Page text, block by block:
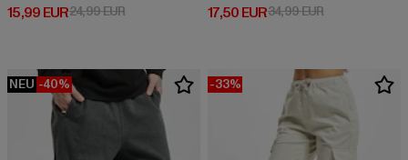
15,99 EUR
Derzeitiger Preis: 15,99 EUR
24,99 EURAktionspreis: 24,99 EUR
17,50 EUR
Derzeitiger Preis: 17,50 EUR
34,99 EURAktionspreis:
NEU -40% -33%